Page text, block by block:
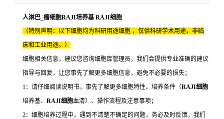
人淋巴_瘤细胞RAJI培养基 RAJI细胞
（特别声明：以下细胞均为科研用途细胞 ，仅供科研学术用途，非临
床和工业用途。）
细胞相关信息，建议您咨询细胞库管理员，我们会提供专业准确的建议
指导与回复，让您事先了解更多细胞信息，避免不必要的损失；
1：请仔细阅读说明书，事先了解更多细胞特性、培养条件（RAJI细胞
培养基、 RAJI细胞血清）、操作流程及注意事项；
2：细胞培养过程中，遇到不清楚不确定的问题，务必及时反馈，我们